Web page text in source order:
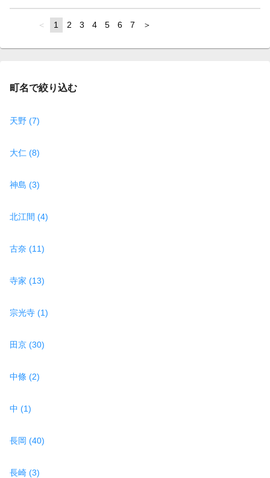
page
You're
page
1 page
2 page
3 page
4 page
5 page
6 page
7 page
町名で絞り込む
天野 (7)
大仁 (8)
神島 (3)
北江間 (4)
古奈 (11)
寺家 (13)
宗光寺 (1)
田京 (30)
中條 (2)
中 (1)
長岡 (40)
長崎 (3)